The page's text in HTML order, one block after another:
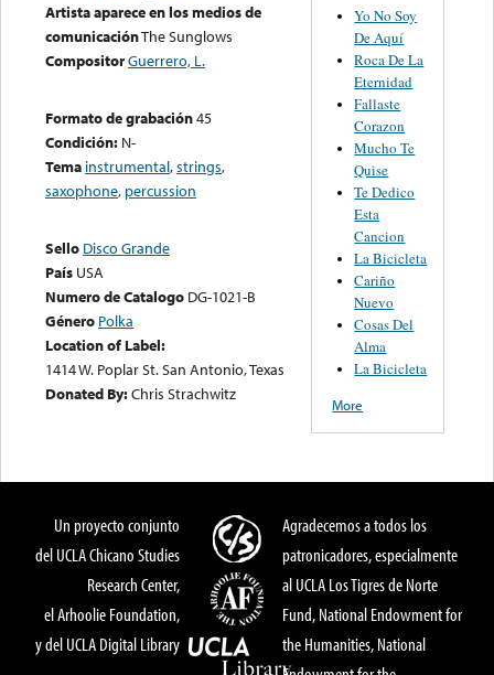
Artista aparece en los medios de
comunicaciónThe Sunglows
CompositorGuerrero, L.
Formato de grabación45
Condición: N-
Tema instrumental,strings,
saxophone, percussion
Sello Disco Grande
País USA
Numero de Catalogo DG-1021-B
Género Polka
Location of Label:
1414 W. Poplar St. San Antonio, Texas
Donated By:Chris Strachwitz
Yo No Soy
De Aquí
Roca De La
Eternidad
Fallaste
Corazon
Mucho Te
Quise
Te Dedico
Esta
Cancion
La Bicicleta
Cariño
Nuevo
Cosas Del
Alma
La Bicicleta
More
Un proyecto conjunto
del UCLA Chicano Studies
Research Center,
el Arhoolie Foundation,
y del UCLA Digital Library
Agradecemos a todos los
patronicadores, especialmente
al UCLA Los Tigres de Norte
Fund, National Endowment for
the Humanities, National